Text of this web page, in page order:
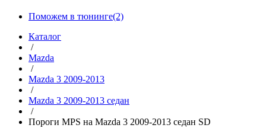
Поможем в тюнинге(2)
Каталог
/
Mazda
/
Mazda 3 2009-2013
/
Mazda 3 2009-2013 седан
/
Пороги MPS на Mazda 3 2009-2013 седан SD